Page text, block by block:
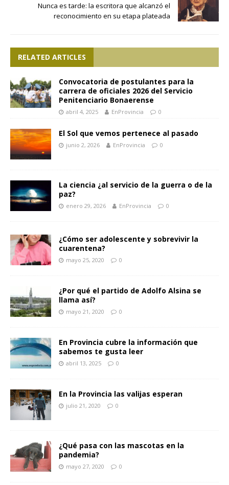
Nunca es tarde: la escritora que alcanzó el
reconocimiento en su etapa plateada
RELATED ARTICLES
Convocatoria de postulantes para la
carrera de oficiales 2026 del Servicio
Penitenciario Bonaerense
abril 4, 2025 EnProvincia 0
El Sol que vemos pertenece al pasado
junio 2, 2026 EnProvincia 0
La ciencia ¿al servicio de la guerra o de la
paz?
enero 29, 2026 EnProvincia 0
¿Cómo ser adolescente y sobrevivir la
cuarentena?
mayo 25, 2020 0
¿Por qué el partido de Adolfo Alsina se
llama así?
mayo 21, 2020 0
En Provincia cubre la información que
sabemos te gusta leer
abril 13, 2025 0
En la Provincia las valijas esperan
julio 21, 2020 0
¿Qué pasa con las mascotas en la
pandemia?
mayo 27, 2020 0